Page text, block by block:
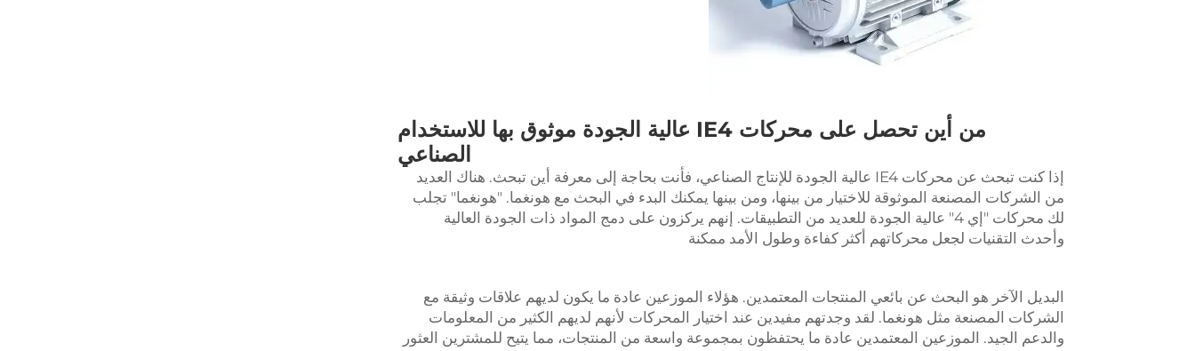
من أين تحصل على محركات IE4 عالية الجودة موثوق بها للاستخدام
الصناعي
إذا كنت تبحث عن محركات IE4 عالية الجودة للإنتاج الصناعي، فأنت بحاجة إلى معرفة أين تبحث. هناك العديد
من الشركات المصنعة الموثوقة للاختيار من بينها، ومن بينها يمكنك البدء في البحث مع هونغما. "هونغما" تجلب
لك محركات "إي 4" عالية الجودة للعديد من التطبيقات. إنهم يركزون على دمج المواد ذات الجودة العالية
وأحدث التقنيات لجعل محركاتهم أكثر كفاءة وطول الأمد ممكنة
البديل الآخر هو البحث عن بائعي المنتجات المعتمدين. هؤلاء الموزعين عادة ما يكون لديهم علاقات وثيقة مع
الشركات المصنعة مثل هونغما. لقد وجدتهم مفيدين عند اختيار المحركات لأنهم لديهم الكثير من المعلومات
والدعم الجيد. الموزعين المعتمدين عادة ما يحتفظون بمجموعة واسعة من المنتجات، مما يتيح للمشترين العثور